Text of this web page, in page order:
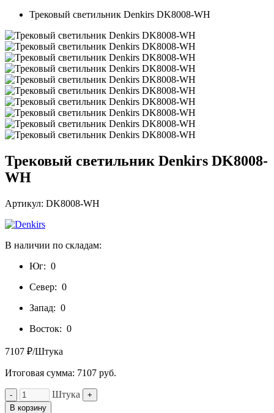
Трековый светильник Denkirs DK8008-WH
Трековый светильник Denkirs DK8008-
WH
Артикул: DK8008-WH
В наличии по складам:
Юг: 0
Север: 0
Запад: 0
Восток: 0
7107 ₽/Штука
Итоговая сумма: 7107 руб.
- Штука
+
В корзину